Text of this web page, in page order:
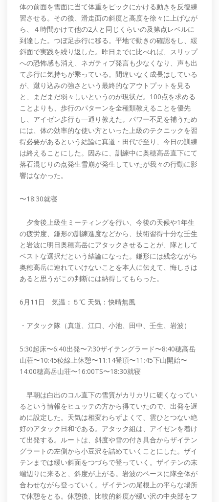
体の前面を雪面に当て体重をピックにかける動きを反復練
習させる。その後、滑走面の斜度と高度を徐々に上げなが
ら、４時間かけて他の2人と同じくらいの及第点レベルに
到達した。つぼ足歩行に移る。平地で動きの確認をし、緩
斜面で実践を繰り返した。昨日までに比べれば、スリップ
への恐怖感も消え、ネガティブ発言も少なくなり、声も出
て歩行に気持ちが乘っている。間違いなく成長はしている
が、蹴り込みの強さという最終的なアウトプットを見る
と、まだまだ弱々しいというのが現状だ。100点を求める
ことよりも、歩行のパターンを全種類教えることを優先
し、アイゼン歩行も一通り教えた。パワー不足を補うため
には、体の効率的な使い方といった上級のテクニックを習
得必要があるという結論に真道・田代で至り、今日の訓練
は終えることにした。因みに、訓練中に奥穂高岳直下にて
落石混じりの点発生雪崩が発生していたが我々の行動に影
響はなかった。
〜18:30就寝
夕食後上級生ミーティングを行い、今後の天候や1年生
の疲労度、鎌形の訓練進度などから、技術習得十分な壬生
と岩波に明日奥穂高岳にアタックさせることが、隊として
ベストな選択だという結論になった。鎌形には残念ながら
奥穂高岳に連れていけないことを本人に伝えて、悔しさは
あると思うがこの判断には納得してもらった。
6月11日 気温：５℃ 天気：快晴無風
・アタック隊（真道、江口、小池、田中、壬生、岩波）
5:30起床〜6:40出発〜7:30ザイテングラード〜8:40穂高岳
山荘〜10:45稜線上休憩〜11:14登頂〜11:45下山開始〜
14:00穂高岳山荘〜16:00TS〜18:30就寝
早朝は白出のコル直下の雪質がカリカリに硬くなってい
るという情報をヒュッテの方から得ていたので、出発を遅
めに設定した。天気は相変わらずよくて、雲ひとつない絶
好のアタック日和である。アタック組は、アイゼンを着け
て出発する。ルートは、斜度や雪の付き具合からザイテン
グラートの左側から小豆沢を詰めていくことにした。ザイ
テンまでは緩い斜面をつづらで登っていく。ザイテンの末
端辺りに来ると、斜度が上がる。岩波のペースに隊全体が
合わせながら登っていく。ザイテンの尾根上の平らな場所
で休憩をとる。休憩後、比較的斜度が緩い沢の中央部をフ